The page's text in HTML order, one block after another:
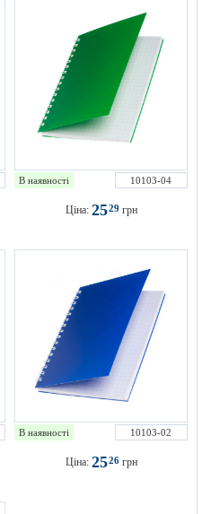
В наявності 10103-04
Ціна: 2529 грн
В наявності 10103-02
Ціна: 2526грн